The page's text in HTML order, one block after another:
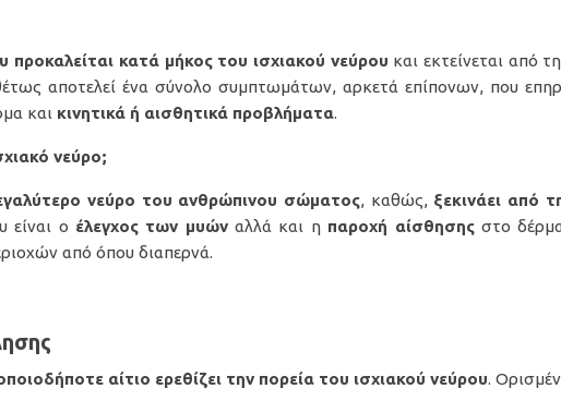
προκαλείται κατά μήκος του ισχιακού νεύρου και εκτείνεται από
αποτελεί ένα σύνολο συμπτωμάτων, αρκετά επίπονων, που
και κινητικά ή αισθητικά προβλήματα.
νεύρο;
νεύρο του ανθρώπινου σώματος, καθώς, ξεκινάει από
είναι ο έλεγχος των μυώναλλά και η παροχή αίσθησηςστο
από όπου διαπερνά.
αίτιο ερεθίζει την πορεία του ισχιακού νεύρου.